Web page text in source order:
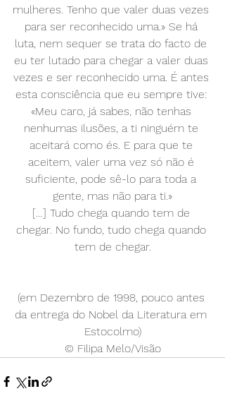
mulheres. Tenho que valer duas vezes
para ser reconhecido uma.» Se há
luta, nem sequer se trata do facto de
eu ter lutado para chegar a valer duas
vezes e ser reconhecido uma. É antes
esta consciência que eu sempre tive:
«Meu caro, já sabes, não tenhas
nenhumas ilusões, a ti ninguém te
aceitará como és. E para que te
aceitem, valer uma vez só não é
suficiente, pode sê-lo para toda a
gente, mas não para ti.»
[…] Tudo chega quando tem de
chegar. No fundo, tudo chega quando
tem de chegar.
(em Dezembro de 1998, pouco antes
da entrega do Nobel da Literatura em
Estocolmo)
© Filipa Melo/Visão